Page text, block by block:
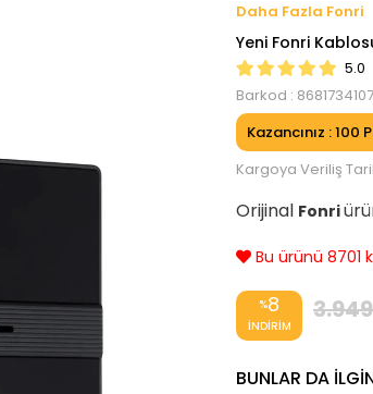
Fonri
Yeni Fonri
5.0
Barkod :
Kazancınız :100
Kargoya Veriliş
Orijinal Fonri
Bu ürünü 8701
%8
İNDIRIM
BUNLAR DA